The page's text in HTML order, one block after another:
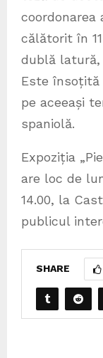
coordonarea
călătorit în
dublă latură,
Este însoțită
pe aceeași
spaniolă.
Expoziția
are loc de
14.00, la
publicul
SHARE